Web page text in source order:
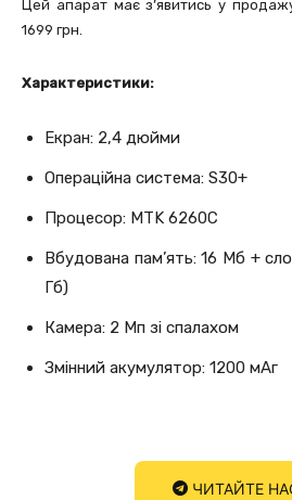
Цей апарат має з’явитись у
1699 грн.
Характеристики:
Екран: 2,4 дюйми
Операційна система: S30+
Процесор: MTK 6260C
Вбудована пам’ять: 16 Мб +
Гб)
Камера: 2 Мп зі спалахом
Змінний акумулятор: 1200 мАг
ЧИТАЙТЕ